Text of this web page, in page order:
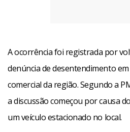
A ocorrência foi registrada por
denúncia de desentendimento
comercial da região. Segundo a
a discussão começou por causa
um veículo estacionado no local.